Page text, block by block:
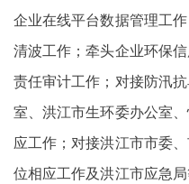
企业在线平台数据管理工
清波工作；牵头企业环保
责任审计工作；对接防汛
室、洪江市生环委办公室
应工作；对接洪江市市委
位相应工作及洪江市应急